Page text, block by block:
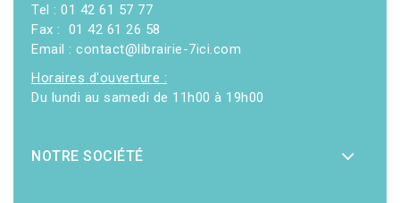
Tel : 01 42 61 57 77
Fax : 01 42 61 26 58
Email : contact@librairie-7ici.com
Horaires d'ouverture :
Du lundi au samedi de 11h00 à 19h00
NOTRE SOCIÉTÉ